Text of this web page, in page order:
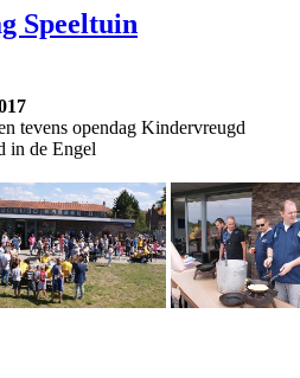
Speeltuin
tevens opendag Kindervreugd
in de Engel